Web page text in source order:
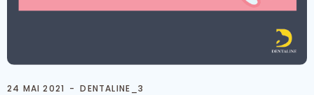
24 MAI 2021 DENTALINE_3